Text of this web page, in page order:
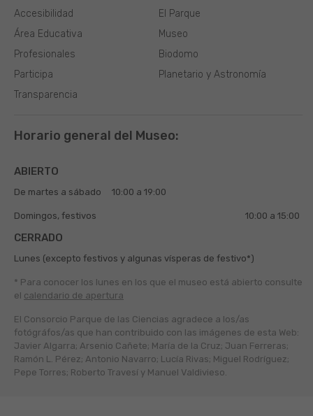
El Parque
Museo
Biodomo
Planetario y Astronomía
Área Educativa
Profesionales
Participa
Transparencia
Accesibilidad
Horario general del Museo:
ABIERTO
De martes a sábado 10:00 a 19:00
Domingos, festivos 10:00 a 15:00
CERRADO
Lunes (excepto festivos y algunas vísperas de festivo*)
* Para conocer los lunes en los que el museo está abierto consulte
el calendario de apertura
El Consorcio Parque de las Ciencias agradece a los/as
fotógráfos/as que han contribuido con las imágenes de esta Web:
Javier Algarra; Arsenio Cañete; María de la Cruz; Juan Ferreras;
Ramón L. Pérez; Antonio Navarro; Lucía Rivas; Miguel Rodríguez;
Pepe Torres; Roberto Travesí y Manuel Valdivieso.